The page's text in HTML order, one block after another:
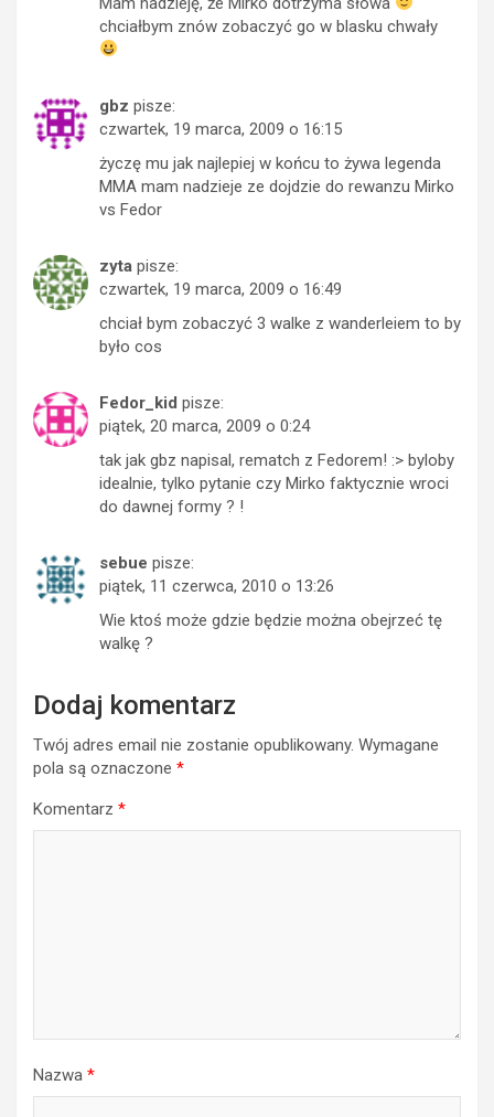
chciałbym znów zobaczyć go w blasku chwały
gbz pisze:
czwartek, 19 marca, 2009 o 16:15
życzę mu jak najlepiej w końcu to żywa legenda
MMA mam nadzieje ze dojdzie do rewanzu Mirko
vs Fedor
zyta pisze:
czwartek, 19 marca, 2009 o 16:49
chciał bym zobaczyć 3 walke z wanderleiem to by
było cos
Fedor_kid pisze:
piątek, 20 marca, 2009 o 0:24
tak jak gbz napisal, rematch z Fedorem! :> byloby
idealnie, tylko pytanie czy Mirko faktycznie wroci
do dawnej formy ? !
sebue pisze:
piątek, 11 czerwca, 2010 o 13:26
Wie ktoś może gdzie będzie można obejrzeć tę
walkę ?
Dodaj komentarz
Twój adres email nie zostanie opublikowany. Wymagane
pola są oznaczone *
Komentarz *
Nazwa *